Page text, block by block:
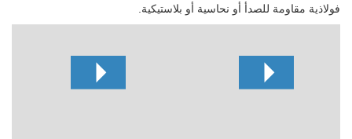
فولاذية مقاومة للصدأ أو نحاسية أو بلاستيكية.